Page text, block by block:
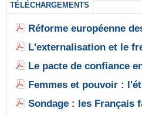
TÉLÉCHARGEMENTS
Réforme européenne
L'externalisation et le
Le pacte de confiance
Femmes et pouvoir :
Sondage : les Français